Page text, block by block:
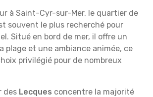
à Saint-Cyr-sur-Mer, le quartier de
souvent le plus recherché pour
Situé en bord de mer, il offre un
plage et une ambiance animée, ce
privilégié pour de nombreux
des Lecques concentre la majorité